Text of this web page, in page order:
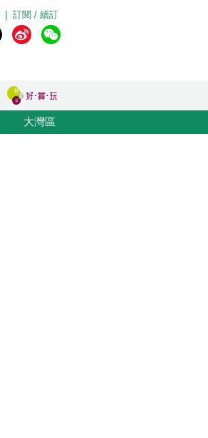
訂閱 / 續訂
大灣區